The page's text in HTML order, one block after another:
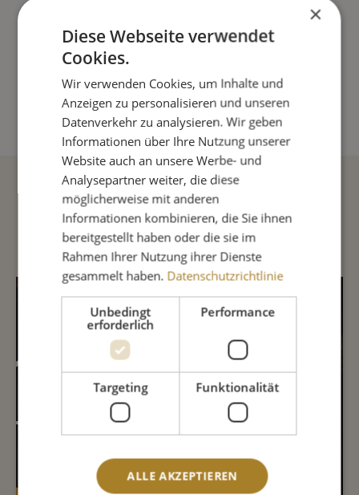
Produkt Anzahl: Gib den
IN DEN WARENKORB
Beschreibung
INHALTSSTOFFE
78,9%10,3%7,1% 1,7
×
Diese Webseite verwendet
Cookies.
Wir verwenden Cookies, um Inhalte und
Anzeigen zu personalisieren und unseren
Datenverkehr zu analysieren. Wir geben
Informationen über Ihre Nutzung unserer
Website auch an unsere Werbe- und
Analysepartner weiter, die diese
möglicherweise mit anderen
Informationen kombinieren, die Sie ihnen
bereitgestellt haben oder die sie im
Rahmen Ihrer Nutzung ihrer Dienste
gesammelt haben. Datenschutzrichtlinie
Unbedingt
erforderlich
Performance
Targeting Funktionalität
ALLE AKZEPTIEREN